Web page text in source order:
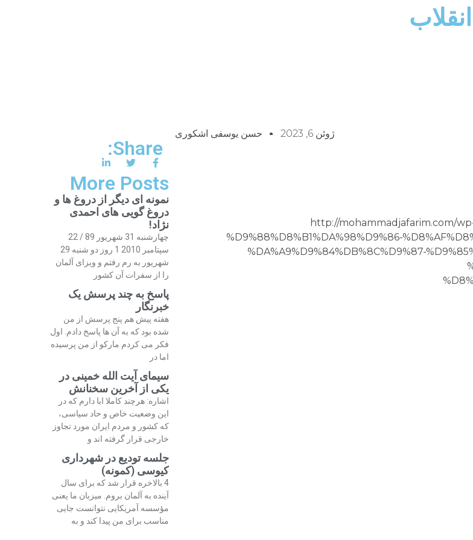
ژوئن 6, 2023 حسن یوسفی اشکوری
http://mohammadjafarim.com/
%D9%88%D8%B1%DA%98%D9%86-
%DA%A9%D9%84%DB%8C%D9%87-
Share:
More Posts
نمونه ای دیگر از دروغ ها و
دروغ گویی های احمدی
نژاد!
چهارشنبه 31 شهریور 89 / 22
سپتامبر 2010 1 روز دو شنبه 29
شهریور به رم رفتم و ویزای آلمان
را از سفرات آن کشور
پاسخ به چند پرسش یک
خبرنگار
هفته پیش هم پنج پرسش از من
شده بود که به آن ها پاسخ دادم. اول
فکر می کردم مارکو از من پرسیده
اما در
سیمای آیت الله خمینی در
یکی از آخرین سخنانش
اشاره: هرچند کاملا ابا دارم که در
این وضعیت خاص و حاد سیاسی،
که کشور و مردم ایران مورد تجاوز
خارجی قرار گرفته اند و
جلسه تودیع در شهرداری
کیوسی (کمونه)
4 بالاخره قرار شد که برای سال
آینده به آلمان بروم. میزبان ما یعنی
مؤسسه آمریکایی نتوانست جایی
مناسب برای من پیدا کند و به